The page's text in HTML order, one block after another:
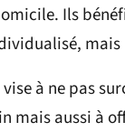
Ils
mais
à ne pas
mais aussi à